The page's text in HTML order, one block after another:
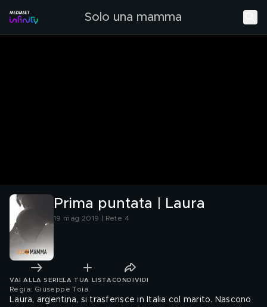
Solo una mamma
Prima puntata | Laura
19 mag 2019 | Rete 4
VAI ALLA SERIE LA TUA LISTA CONDIVIDI
Regia: Giuseppe Toia
Laura, argentina, si trasferisce in Italia col marito. Nascono